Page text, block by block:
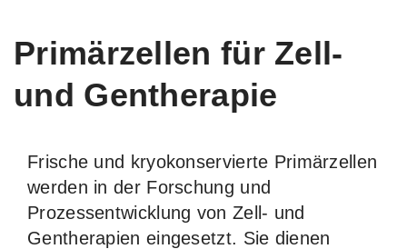
Primärzellen für Zell-
und Gentherapie
Frische und kryokonservierte Primärzellen
werden in der Forschung und
Prozessentwicklung von Zell- und
Gentherapien eingesetzt. Sie dienen